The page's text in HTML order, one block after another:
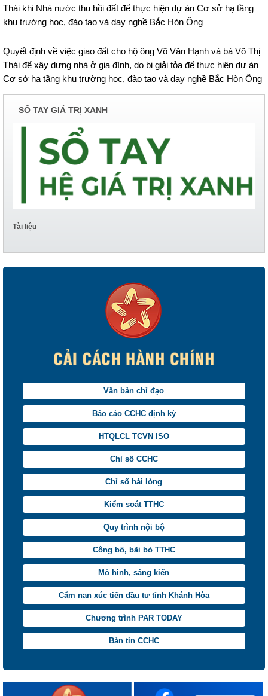
Thái khi Nhà nước thu hồi đất để thực hiện dự án Cơ sở hạ tầng
khu trường học, đào tạo và dạy nghề Bắc Hòn Ông
Quyết định về việc giao đất cho hộ ông Võ Văn Hạnh và bà Võ Thị
Thái để xây dựng nhà ở gia đình, do bị giải tỏa để thực hiện dự án
Cơ sở hạ tầng khu trường học, đào tạo và dạy nghề Bắc Hòn Ông
SỔ TAY GIÁ TRỊ XANH
Tài liệu
Văn bản chỉ đạo
Báo cáo CCHC định kỳ
HTQLCL TCVN ISO
Chỉ số CCHC
Chỉ số hài lòng
Kiểm soát TTHC
Quy trình nội bộ
Công bố, bãi bỏ TTHC
Mô hình, sáng kiến
Cẩm nan xúc tiến đầu tư tỉnh Khánh Hòa
Chương trình PAR TODAY
Bản tin CCHC